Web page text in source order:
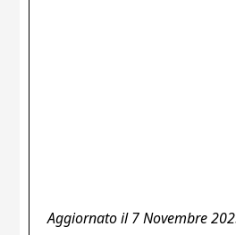
Aggiornato il7 Novembre